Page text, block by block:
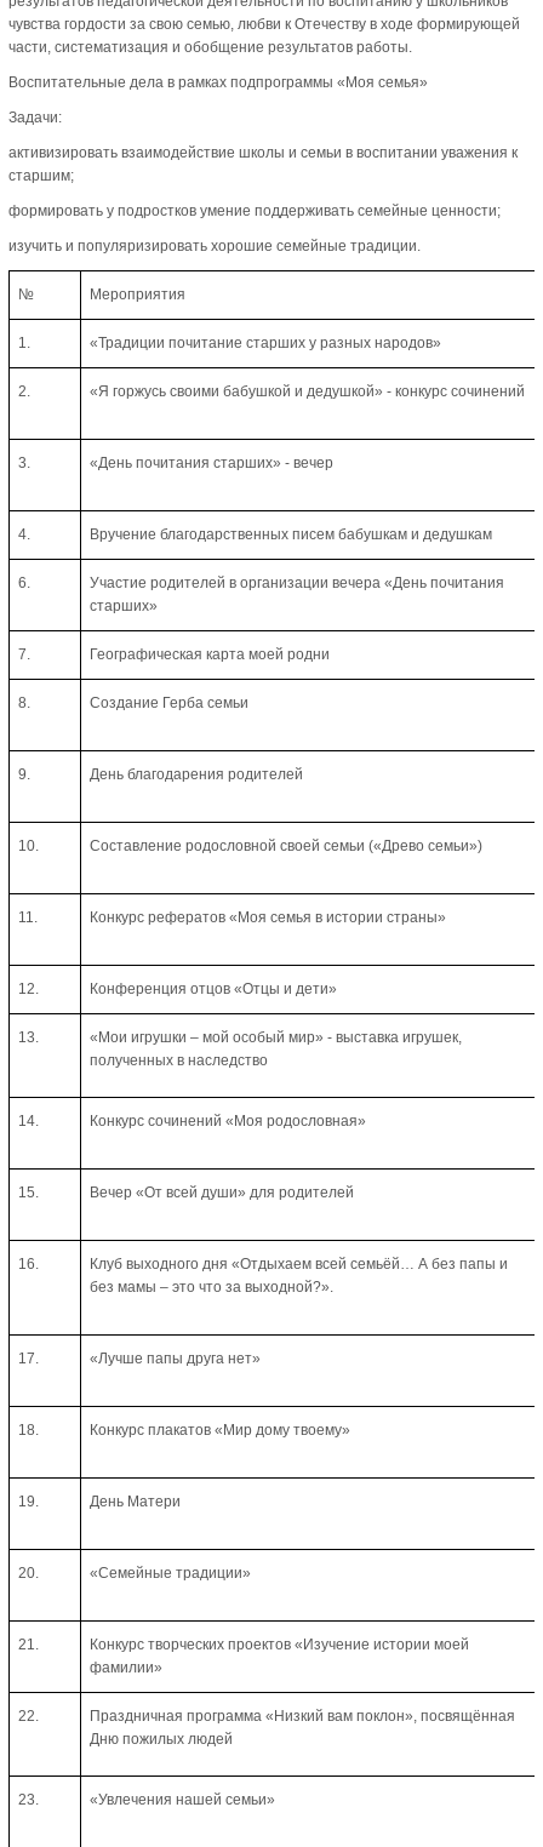
чувства гордости за свою семью, любви к Отечеству в ходе формирующей
части, систематизация и обобщение результатов работы.
Воспитательные дела в рамках подпрограммы «Моя семья»
Задачи:
активизировать взаимодействие школы и семьи в воспитании уважения к
старшим;
формировать у подростков умение поддерживать семейные ценности;
изучить и популяризировать хорошие семейные традиции.
№ Мероприятия
1. «Традиции почитание старших у разных народов»
2. «Я горжусь своими бабушкой и дедушкой» - конкурс сочинений
3. «День почитания старших» - вечер
4. Вручение благодарственных писем бабушкам и дедушкам
6.
Участие родителей в организации вечера «День почитания
старших»
7. Географическая карта моей родни
8. Создание Герба семьи
9. День благодарения родителей
10. Составление родословной своей семьи («Древо семьи»)
11. Конкурс рефератов «Моя семья в истории страны»
12. Конференция отцов «Отцы и дети»
13.
«Мои игрушки – мой особый мир» - выставка игрушек,
полученных в наследство
14. Конкурс сочинений «Моя родословная»
15. Вечер «От всей души» для родителей
16.
Клуб выходного дня «Отдыхаем всей семьёй… А без папы и
без мамы – это что за выходной?».
17. «Лучше папы друга нет»
18. Конкурс плакатов «Мир дому твоему»
19. День Матери
20. «Семейные традиции»
21.
Конкурс творческих проектов «Изучение истории моей
фамилии»
22.
Праздничная программа «Низкий вам поклон», посвящённая
Дню пожилых людей
23. «Увлечения нашей семьи»